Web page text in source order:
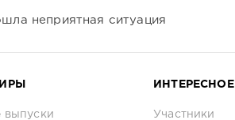
неприятная ситуация
выпуски
ИНТЕРЕСНОЕ
Участники